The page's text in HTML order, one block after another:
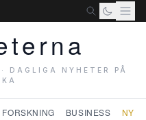
DAGLIGA NYHETER PÅ
FORSKNING BUSINESS